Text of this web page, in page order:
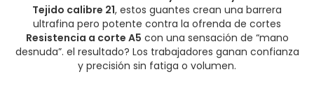
Tejido calibre 21, estos guantes crean una barrera
ultrafina pero potente contra la ofrenda de cortes
Resistencia a corte A5 con una sensación de “mano
desnuda”. el resultado? Los trabajadores ganan confianza
y precisión sin fatiga o volumen.